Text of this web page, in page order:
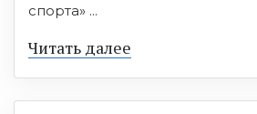
спорта» ...
Читать далее